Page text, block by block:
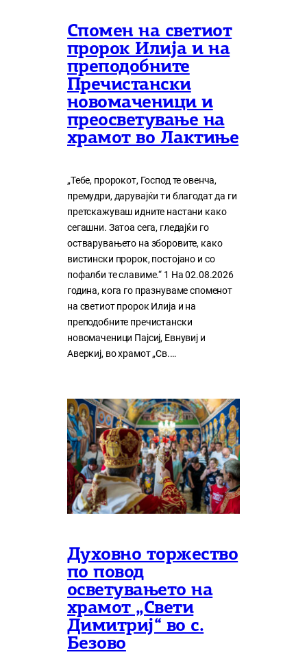
Спомен на светиот
пророк Илија и на
преподобните
Пречистански
новомаченици и
преосветување на
храмот во Лактиње
„Тебе, пророкот, Господ те овенча,
премудри, дарувајќи ти благодат да ги
претскажуваш идните настани како
сегашни. Затоа сега, гледајќи го
остварувањето на зборовите, како
вистински пророк, постојано и со
пофалби те славиме.“ 1 На 02.08.2026
година, кога го празнуваме споменот
на светиот пророк Илија и на
преподобните пречистански
новомаченици Пајсиј, Евнувиј и
Аверкиј, во храмот „Св.…
Духовно торжество
по повод
осветувањето на
храмот „Свети
Димитриј“ во с.
Безово